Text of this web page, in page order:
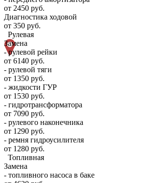
от 2450 руб.
Диагностика ходовой
от 350 руб.
Рулевая
Замена
- рулевой рейки
от 6140 руб.
- рулевой тяги
от 1350 руб.
- жидкости ГУР
от 1530 руб.
- гидротрансформатора
от 7090 руб.
- рулевого наконечника
от 1290 руб.
- ремня гидроусилителя
от 1280 руб.
Топливная
Замена
- топливного насоса в баке